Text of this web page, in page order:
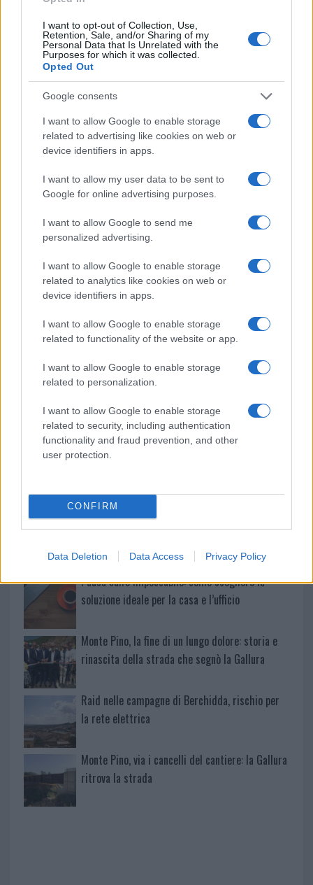
I want to opt-out of Collection, Use,
Retention, Sale, and/or Sharing of my
Personal Data that Is Unrelated with the
Purposes for which it was collected.
Opted Out
Google consents
I want to allow Google to enable storage
related to advertising like cookies on web or
device identifiers in apps.
I want to allow my user data to be sent to
Google for online advertising purposes.
I want to allow Google to send me
personalized advertising.
I want to allow Google to enable storage
related to analytics like cookies on web or
device identifiers in apps.
I want to allow Google to enable storage
related to functionality of the website or app.
I want to allow Google to enable storage
related to personalization.
I want to allow Google to enable storage
related to security, including authentication
functionality and fraud prevention, and other
user protection.
CONFIRM
Data Deletion Data Access Privacy Policy
GalluraOggi.it
Ricevi le nostre ultime news
daGoogle News
F
a
ce
b
o
o
k
T
w
it
te
r
Pi
n
te
re
st
W
h
at
s
A
p
p
h
a
Articolo precedente
Prossimo articolo
NOTIZIE RECENTI
Michelle Hunziker in Gallura, bella anche dal
vivo: un amico vip svela come fa
Calangianus, dopo le polemiche il centro
Olbia, divieto di sosta contro spaccio e degrado:
Pausa caffè impeccabile: come scegliere la
soluzione ideale per la casa e l’ufficio
Monte Pino, la fine di un lungo dolore: storia e
rinascita della strada che segnò la Gallura
Raid nelle campagne di Berchidda, rischio per
la rete elettrica
Monte Pino, via i cancelli del cantiere: la Gallura
ritrova la strada